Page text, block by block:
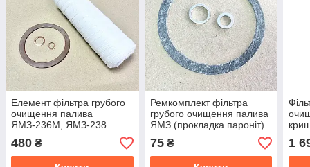
Елемент фільтра грубого
очищення палива
ЯМЗ-236М, ЯМЗ-238
ремкомплектом 201-
1105540-1
480 ₴
Ремкомплект фільтра
грубого очищення палива
ЯМЗ (прокладка пароніт)
1105501
75₴ 1